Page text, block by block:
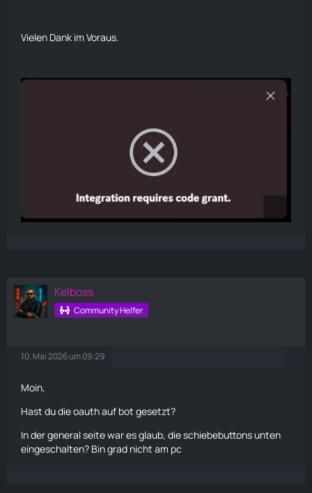
Vielen Dank im Voraus.
Kelboss
Community Helfer
10. Mai 2026 um 09:29
Moin,
Hast du die oauth auf bot gesetzt?
In der general seite war es glaub, die schiebebuttons unten
eingeschalten? Bin grad nicht am pc